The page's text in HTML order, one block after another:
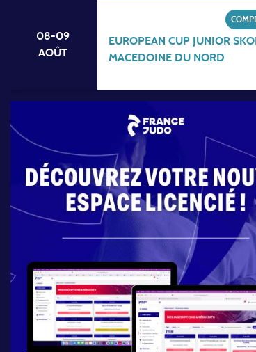
08-09
AOÛT
EUROPEAN CUP JUNIOR
MACEDOINE DU NORD